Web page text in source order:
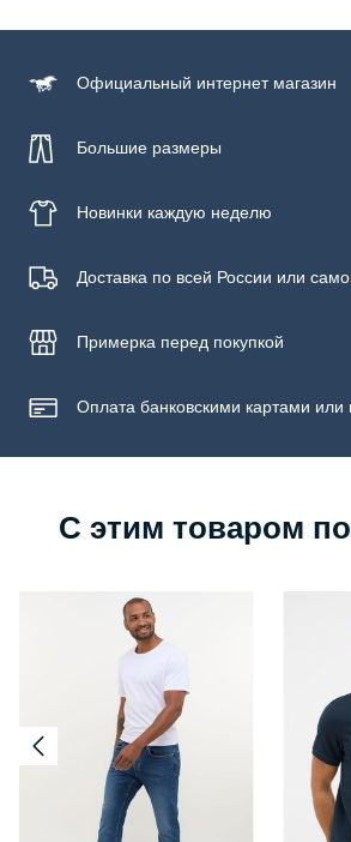
100% хлопок
Бережная стирка при температуре не
запрещена
Официальный интернет магазин
Большие размеры
Новинки каждую неделю
Доставка по всей России или
Примерка перед покупкой
Оплата банковскими картами
С этим товаром